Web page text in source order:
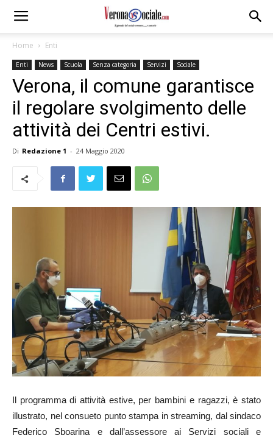
Home Enti
Enti News Scuola Senza categoria Servizi Sociale
Verona, il comune garantisce
il regolare svolgimento delle
attività dei Centri estivi.
Di Redazione 1 - 24 Maggio 2020
Il programma di attività estive, per bambini e ragazzi, è stato
illustrato, nel consueto punto stampa in streaming, dal sindaco
Federico Sboarina e dall’assessore ai Servizi sociali e